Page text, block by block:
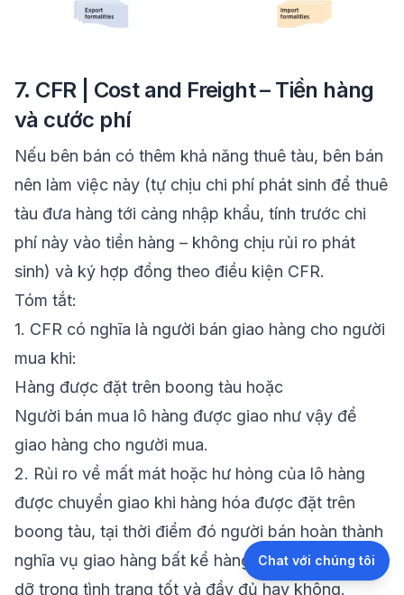
7. CFR | Cost and Freight – Tiền hàng
và cước phí
Nếu bên bán có thêm khả năng thuê tàu, bên bán
nên làm việc này (tự chịu chi phí phát sinh để thuê
tàu đưa hàng tới cảng nhập khẩu, tính trước chi
phí này vào tiền hàng – không chịu rủi ro phát
sinh) và ký hợp đồng theo điều kiện CFR.
Tóm tắt:
1. CFR có nghĩa là người bán giao hàng cho người
mua khi:
Hàng được đặt trên boong tàu hoặc
Người bán mua lô hàng được giao như vậy để
giao hàng cho người mua.
2. Rủi ro về mất mát hoặc hư hỏng của lô hàng
được chuyển giao khi hàng hóa được đặt trên
boong tàu, tại thời điểm đó người bán hoàn thành
nghĩa vụ giao hàng bất kể hàng hóa có đến cảng
dỡ trong tình trạng tốt và đầy đủ hay không.
Chat với chúng tôi